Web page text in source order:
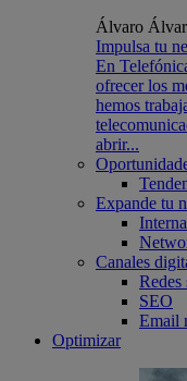
Álvaro
Impulsa tu
En
ofrecer los
hemos
abrir...
Expande tu
Canales
Redes
SEO
Email
Optimizar